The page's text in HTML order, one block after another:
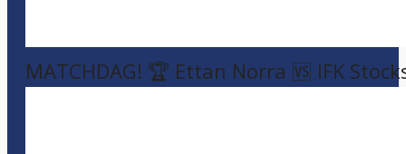
MATCHDAG! 🏆 Ettan Norra 🆚 IFK